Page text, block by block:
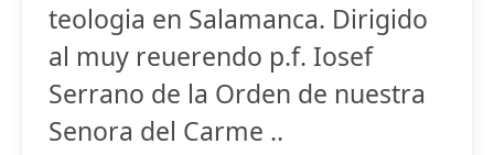
teologia en Salamanca. Dirigido
al muy reuerendo p.f. Iosef
Serrano de la Orden de nuestra
Senora del Carme ..